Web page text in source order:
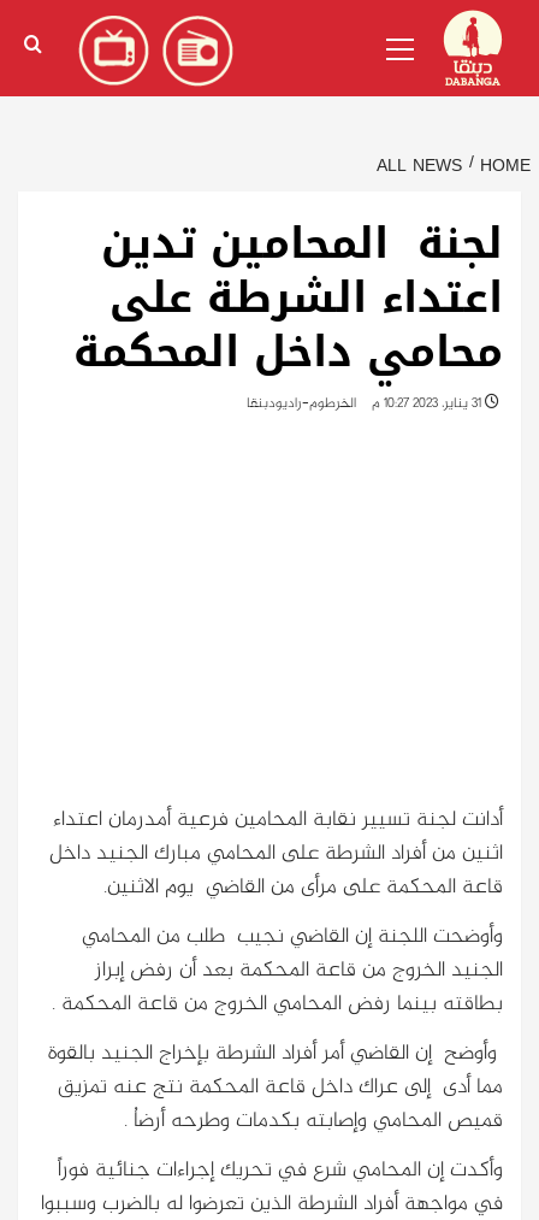
content
الإنجليزية)
Menu
HOME
ALL NEWS
لجنة المحامين تدين
اعتداء الشرطة على
محامي داخل المحكمة
الخرطوم-راديودبنقا
أدانت لجنة تسيير نقابة المحامين فرعية أمدرمان اعتداء
اثنين من أفراد الشرطة على المحامي مبارك الجنيد داخل
قاعة المحكمة على مرأى من القاضي يوم الاثنين.
وأوضحت اللجنة إن القاضي نجيب طلب من المحامي
الجنيد الخروج من قاعة المحكمة بعد أن رفض إبراز
بطاقته بينما رفض المحامي الخروج من قاعة المحكمة .
وأوضح إن القاضي أمر أفراد الشرطة بإخراج الجنيد بالقوة
مما أدى إلى عراك داخل قاعة المحكمة نتج عنه تمزيق
قميص المحامي وإصابته بكدمات وطرحه أرضاُ .
وأكدت إن المحامي شرع في تحريك إجراءات جنائية فوراً
في مواجهة أفراد الشرطة الذين تعرضوا له بالضرب وسببوا